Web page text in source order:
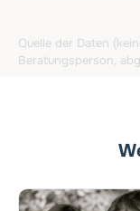
Quelle der Daten
Beratungsperson,